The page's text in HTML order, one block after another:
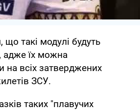
що такі модулі будуть
адже їх можна
на всіх затверджених
ЗСУ.
таких "плавучих